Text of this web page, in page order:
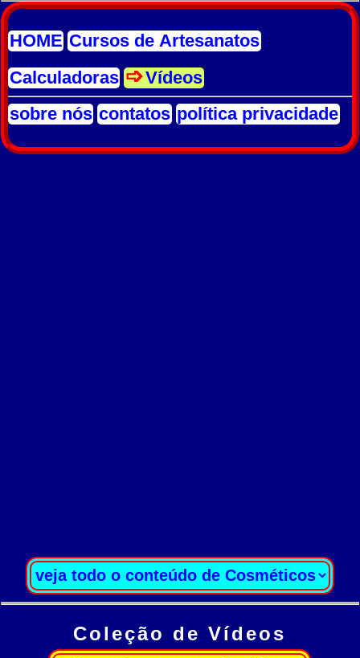
HOME Cursos de Artesanatos
Calculadoras
Vídeos
sobre nós contatos política privacidade
Coleção de Vídeos